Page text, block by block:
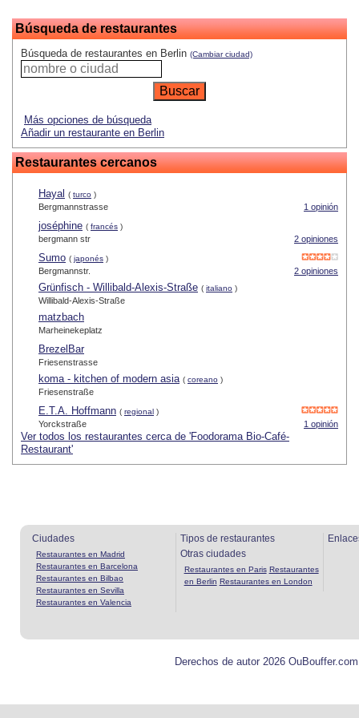
Búsqueda de restaurantes
Búsqueda de restaurantes en Berlin (Cambiar ciudad)
Más opciones de búsqueda
Añadir un restaurante en Berlin
Restaurantes cercanos
Hayal ( turco )
1 opinión
Bergmannstrasse
joséphine ( francés )
2 opiniones
bergmann str
Sumo ( japonés )
2 opiniones
Bergmannstr.
Grünfisch - Willibald-Alexis-Straße ( italiano )
Willibald-Alexis-Straße
matzbach
Marheinekeplatz
BrezelBar
Friesenstrasse
koma - kitchen of modern asia ( coreano )
Friesenstraße
E.T.A. Hoffmann ( regional )
1 opinión
Yorckstraße
Ver todos los restaurantes cerca de 'Foodorama Bio-Café-
Restaurant'
Ciudades
Restaurantes en Madrid
Restaurantes en Barcelona
Restaurantes en Bilbao
Restaurantes en Sevilla
Restaurantes en Valencia
Tipos de restaurantes
Otras ciudades
Restaurantes en Paris Restaurantes
en Berlin Restaurantes en London
Derechos de autor 2026